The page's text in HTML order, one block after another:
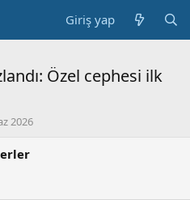
Giriş yap
Özel cephesi ilk
2026